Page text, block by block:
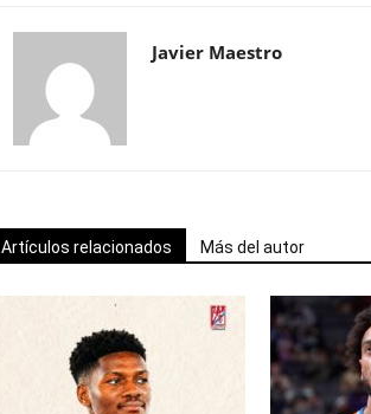
Javier Maestro
Artículos relacionados Más del autor